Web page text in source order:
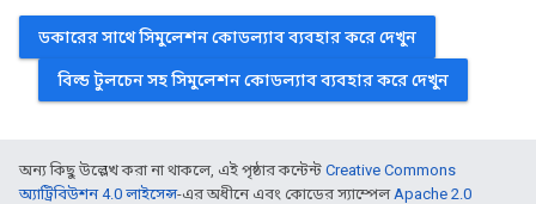
ডকারের সাথে সিমুলেশন কোডল্যাব ব্যবহার করে দেখুন
বিল্ড টুলচেন সহ সিমুলেশন কোডল্যাব ব্যবহার করে দেখুন
অন্য কিছু উল্লেখ করা না থাকলে, এই পৃষ্ঠার কন্টেন্ট Creative Commons
অ্যাট্রিবিউশন 4.0 লাইসেন্স-এর অধীনে এবং কোডের স্যাম্পেল Apache 2.0